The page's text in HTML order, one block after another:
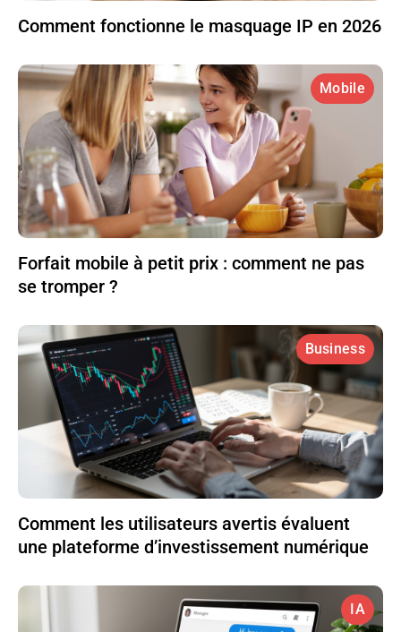
Comment fonctionne le masquage IP en 2026
Mobile
Forfait mobile à petit prix : comment ne pas
se tromper ?
Business
Comment les utilisateurs avertis évaluent
une plateforme d’investissement numérique
IA